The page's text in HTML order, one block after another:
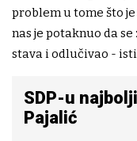
problem u tome što
nas je potaknuo da
stava i odlučivao -
SDP-u
Pajalić